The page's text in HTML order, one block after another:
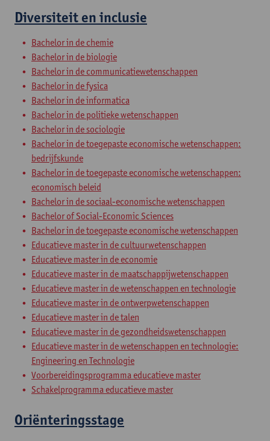
Diversiteit en inclusie
Bachelor in de chemie
Bachelor in de biologie
Bachelor in de communicatiewetenschappen
Bachelor in de fysica
Bachelor in de informatica
Bachelor in de politieke wetenschappen
Bachelor in de sociologie
Bachelor in de toegepaste economische wetenschappen:
bedrijfskunde
Bachelor in de toegepaste economische wetenschappen:
economisch beleid
Bachelor in de sociaal-economische wetenschappen
Bachelor of Social-Economic Sciences
Bachelor in de toegepaste economische wetenschappen
Educatieve master in de cultuurwetenschappen
Educatieve master in de economie
Educatieve master in de maatschappijwetenschappen
Educatieve master in de wetenschappen en technologie
Educatieve master in de ontwerpwetenschappen
Educatieve master in de talen
Educatieve master in de gezondheidswetenschappen
Educatieve master in de wetenschappen en technologie:
Engineering en Technologie
Voorbereidingsprogramma educatieve master
Schakelprogramma educatieve master
Oriënteringsstage